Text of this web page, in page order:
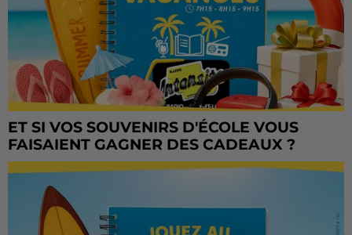
ET SI VOS SOUVENIRS D'ÉCOLE VOUS
FAISAIENT GAGNER DES CADEAUX ?